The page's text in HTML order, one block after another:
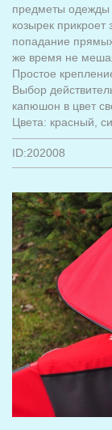
предметы
козырек прикроет
попадание
же время не
Простое
Выбор
капюшон в цвет
Цвета: красный,
ID:202008